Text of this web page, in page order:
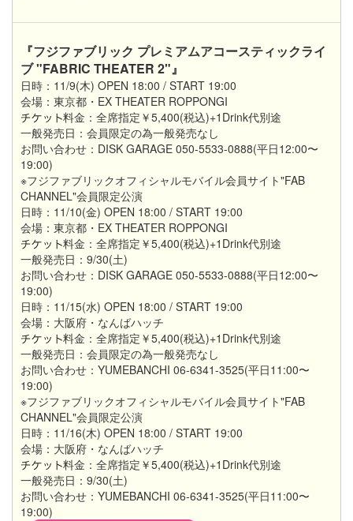
『フジファブリック プレミアムアコースティックライ
ブ "FABRIC THEATER 2"』
日時：11/9(木) OPEN 18:00 / START 19:00
会場：東京都・EX THEATER ROPPONGI
料金：全席指定￥5,400(税込)+1Drink代別途
一般発売日：会員限定の為一般発売なし
お問い合わせ：DISK GARAGE 050-5533-0888(平日12:00〜
19:00)
※フジファブリックオフィシャルモバイル会員サイト"FAB
CHANNEL"会員限定公演
日時：11/10(金) OPEN 18:00 / START 19:00
会場：東京都・EX THEATER ROPPONGI
料金：全席指定￥5,400(税込)+1Drink代別途
一般発売日：9/30(土)
お問い合わせ：DISK GARAGE 050-5533-0888(平日12:00〜
19:00)
日時：11/15(水) OPEN 18:00 / START 19:00
会場：大阪府・なんばハッチ
料金：全席指定￥5,400(税込)+1Drink代別途
一般発売日：会員限定の為一般発売なし
お問い合わせ：YUMEBANCHI 06-6341-3525(平日11:00〜
19:00)
※フジファブリックオフィシャルモバイル会員サイト"FAB
CHANNEL"会員限定公演
日時：11/16(木) OPEN 18:00 / START 19:00
会場：大阪府・なんばハッチ
料金：全席指定￥5,400(税込)+1Drink代別途
一般発売日：9/30(土)
お問い合わせ：YUMEBANCHI 06-6341-3525(平日11:00〜
19:00)